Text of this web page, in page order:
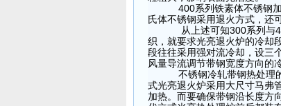
400系列铁素体不锈钢
氏体不锈钢采用退火方式，还
从上述可知300系列与
织，就要求光亮退火炉的冷却
段往往采用强对流冷却，设三
风量导流调节带钢宽度方向的
不锈钢冷轧带钢热处理
式光亮退火炉采用大尺寸马弗
加热。而要确保带钢沿长度方